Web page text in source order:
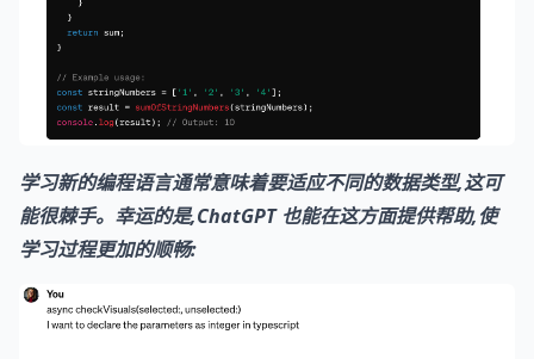
学习新的编程语言通常意味着要适应不同的数据类型,这可
能很棘手。幸运的是,ChatGPT 也能在这方面提供帮助,使
学习过程更加的顺畅: